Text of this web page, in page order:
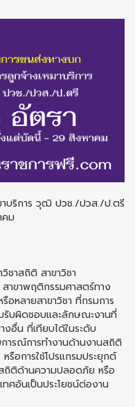
าบริการ วุฒิ ปวช./ปวส./ป.ตรี
ม
ชาสถิติ สาขาวิชา
าขาพฤติกรรมศาสตร์ทาง
อหลายสาขาวิชา ที่กรมการ
รับผิดชอบและลักษณะงานที่
น ที่เทียบได้ในระดับ
รณ์การทํางานด้านงานสถิติ
รือการใช้โปรแกรมประยุกต์
ถิติด้านความปลอดภัย หรือ
ศอันเป็นประโยชน์ต่องาน